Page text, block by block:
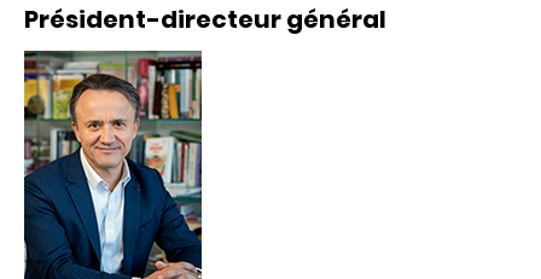
Président-directeur général